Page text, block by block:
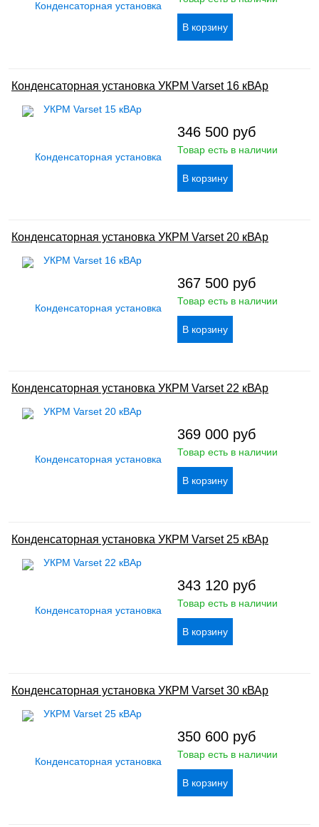
Конденсаторная установка УКРМ Varset 16 кВАр
346 500 руб
Товар есть в наличии
Конденсаторная установка УКРМ Varset 20 кВАр
367 500 руб
Товар есть в наличии
Конденсаторная установка УКРМ Varset 22 кВАр
369 000 руб
Товар есть в наличии
Конденсаторная установка УКРМ Varset 25 кВАр
343 120 руб
Товар есть в наличии
Конденсаторная установка УКРМ Varset 30 кВАр
350 600 руб
Товар есть в наличии